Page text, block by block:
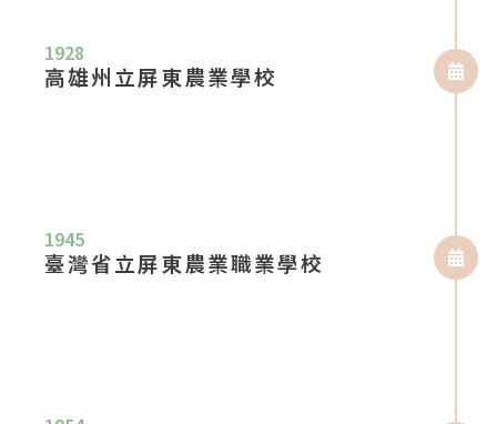
1928
高雄州立屏東農業學校
1945
臺灣省立屏東農業職業學校